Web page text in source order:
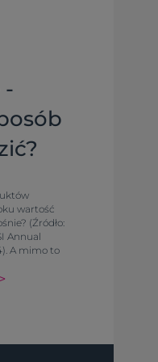
-
wartość
(Źródło:
Annual
A mimo to
a